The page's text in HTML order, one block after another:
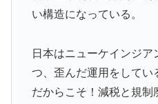
い構造になっている。
日本はニューケインジ
つ、歪んだ運用をしてい
だからこそ！減税と規制